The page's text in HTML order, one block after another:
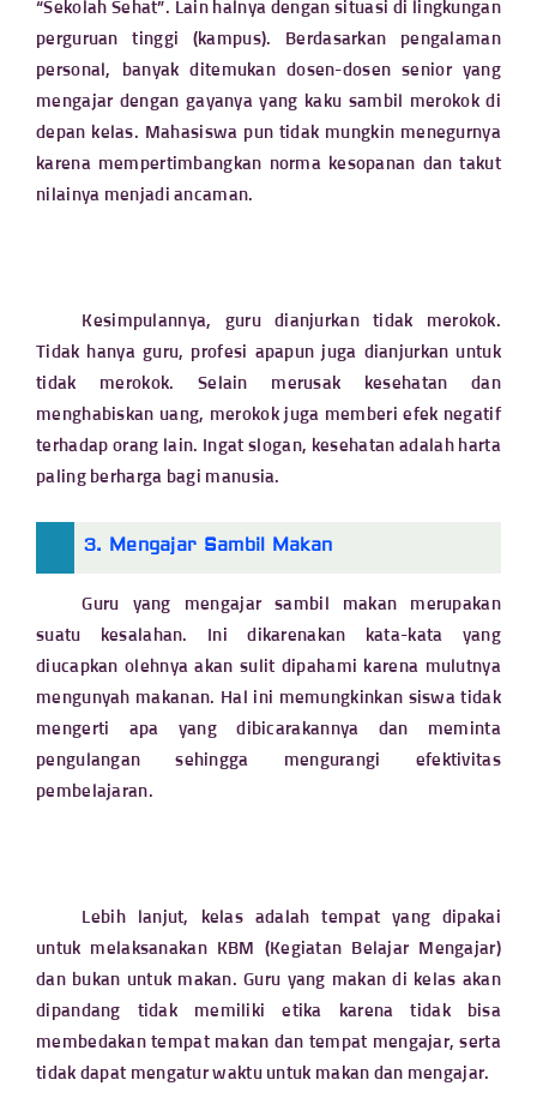
“Sekolah Sehat”. Lain halnya dengan situasi di lingkungan
perguruan tinggi (kampus). Berdasarkan pengalaman
personal, banyak ditemukan dosen-dosen senior yang
mengajar dengan gayanya yang kaku sambil merokok di
depan kelas. Mahasiswa pun tidak mungkin menegurnya
karena mempertimbangkan norma kesopanan dan takut
nilainya menjadi ancaman.
Kesimpulannya, guru dianjurkan tidak merokok.
Tidak hanya guru, profesi apapun juga dianjurkan untuk
tidak merokok. Selain merusak kesehatan dan
menghabiskan uang, merokok juga memberi efek negatif
terhadap orang lain. Ingat slogan, kesehatan adalah harta
paling berharga bagi manusia.
3. Mengajar Sambil Makan
Guru yang mengajar sambil makan merupakan
suatu kesalahan. Ini dikarenakan kata-kata yang
diucapkan olehnya akan sulit dipahami karena mulutnya
mengunyah makanan. Hal ini memungkinkan siswa tidak
mengerti apa yang dibicarakannya dan meminta
pengulangan sehingga mengurangi efektivitas
pembelajaran.
Lebih lanjut, kelas adalah tempat yang dipakai
untuk melaksanakan KBM (Kegiatan Belajar Mengajar)
dan bukan untuk makan. Guru yang makan di kelas akan
dipandang tidak memiliki etika karena tidak bisa
membedakan tempat makan dan tempat mengajar, serta
tidak dapat mengatur waktu untuk makan dan mengajar.